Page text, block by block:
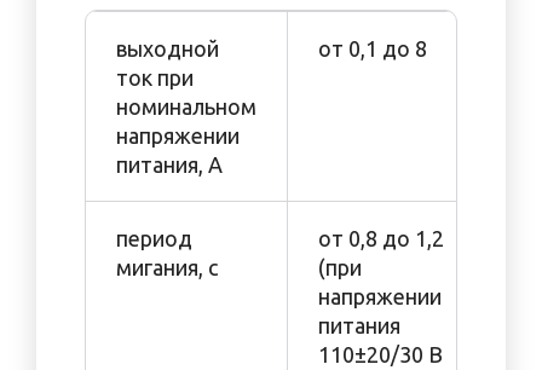
выходной
ток при
номинальном
напряжении
питания, А
от 0,1 до 8
период
мигания, с
от 0,8 до 1,2
(при
напряжении
питания
110±20/30 В